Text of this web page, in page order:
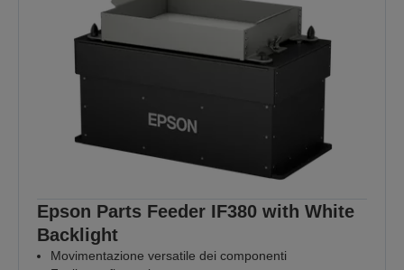
Epson Parts Feeder IF380 with White
Backlight
Movimentazione versatile dei componenti